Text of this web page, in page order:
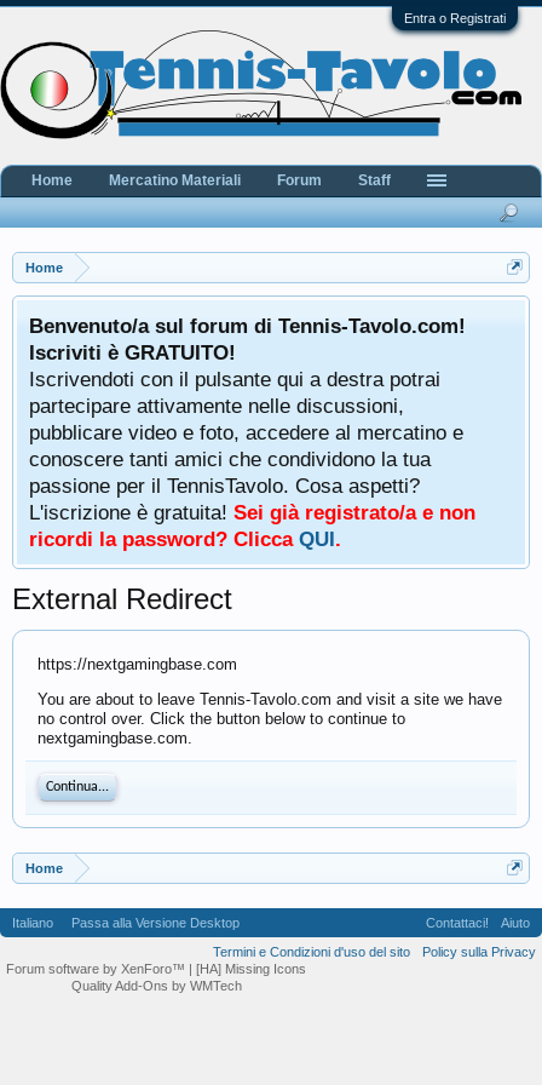
Entra o Registrati
Home
Benvenuto/a sul forum di Tennis-Tavolo.com!
Iscriviti è GRATUITO!
Iscrivendoti con il pulsante qui a destra potrai
partecipare attivamente nelle discussioni,
pubblicare video e foto, accedere al mercatino e
conoscere tanti amici che condividono la tua
passione per il TennisTavolo. Cosa aspetti?
L'iscrizione è gratuita! Sei già registrato/a e non
ricordi la password? Clicca QUI.
External Redirect
https://nextgamingbase.com
You are about to leave Tennis-Tavolo.com and visit a site we have
no control over. Click the button below to continue to
nextgamingbase.com.
Continua...
Home
Home Mercatino Materiali Forum Staff
Italiano Passa alla Versione Desktop Contattaci!
Aiuto
Termini e Condizioni d'uso del sito
Policy sulla Privacy
Forum software by XenForo™ | [HA] Missing Icons
Quality Add-Ons by WMTech